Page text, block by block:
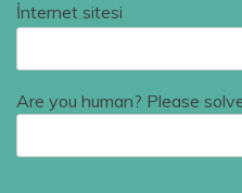
İnternet sitesi
Are you human? Please